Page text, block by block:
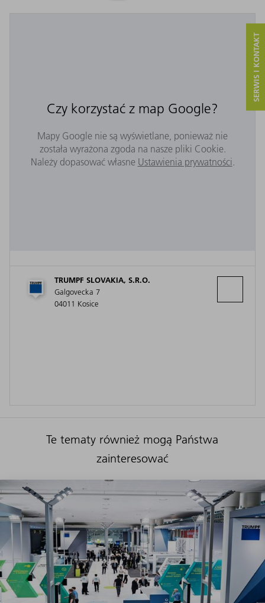
Czy korzystać z map Google?
Mapy Google nie są wyświetlane, ponieważ nie
została wyrażona zgoda na nasze pliki Cookie.
Należy dopasować własne Ustawienia prywatności.
TRUMPF SLOVAKIA, S.R.O.
Galgovecka 7
04011 Kosice
Te tematy również mogą Państwa
zainteresować
SERWIS I KONTAKT